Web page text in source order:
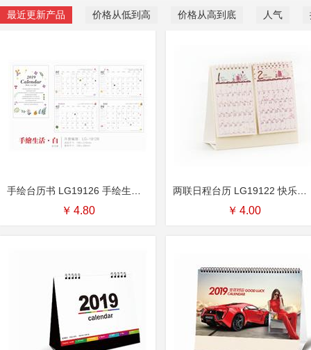
最近更新产品 价格从低到高 价格从高到底 人气
￥ 4.80 ￥ 4.00